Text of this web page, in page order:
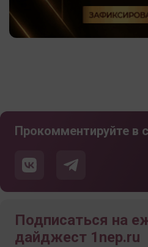
Прокомментируйте в
Подписаться на
дайджест 1nep.ru